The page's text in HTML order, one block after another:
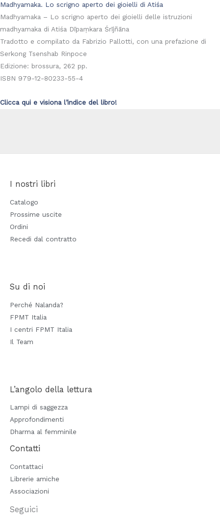
Madhyamaka. Lo scrigno aperto dei gioielli di Atiśa
Madhyamaka – Lo scrigno aperto dei gioielli delle istruzioni
madhyamaka di Atiśa Dīpaṃkara Śrījñāna
Tradotto e compilato da Fabrizio Pallotti, con una prefazione di
Serkong Tsenshab Rinpoce
Edizione: brossura, 262 pp.
ISBN 979-12-80233-55-4
Clicca qui e visiona l’indice del libro!
I nostri libri
Catalogo
Prossime uscite
Ordini
Recedi dal contratto
Su di noi
Perché Nalanda?
FPMT Italia
I centri FPMT Italia
Il Team
L’angolo della lettura
Lampi di saggezza
Approfondimenti
Dharma al femminile
Contatti
Contattaci
Librerie amiche
Associazioni
Seguici